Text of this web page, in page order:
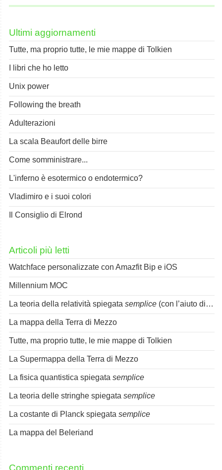
Ultimi aggiornamenti
Tutte, ma proprio tutte, le mie mappe di Tolkien
I libri che ho letto
Unix power
Following the breath
Adulterazioni
La scala Beaufort delle birre
Come somministrare...
L'inferno è esotermico o endotermico?
Vladimiro e i suoi colori
Il Consiglio di Elrond
Articoli più letti
Watchface personalizzate con Amazfit Bip e iOS
Millennium MOC
La teoria della relatività spiegata semplice (con l’aiuto di Spok)
La mappa della Terra di Mezzo
Tutte, ma proprio tutte, le mie mappe di Tolkien
La Supermappa della Terra di Mezzo
La fisica quantistica spiegata semplice
La teoria delle stringhe spiegata semplice
La costante di Planck spiegata semplice
La mappa del Beleriand
Commenti recenti